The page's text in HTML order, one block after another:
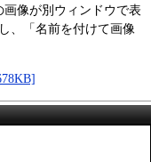
像が別ウィンドウで表
、「名前を付けて画像